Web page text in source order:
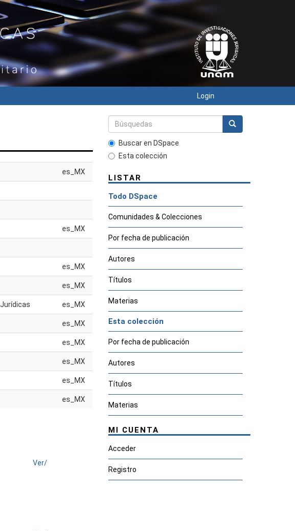
Login
es_MX
es_MX
es_MX
es_MX
es_MX
es_MX
es_MX
es_MX
es_MX
es_MX
Ver/
Buscar en DSpace
Esta colección
LISTAR
Todo DSpace
Comunidades & Colecciones
Por fecha de publicación
Autores
Títulos
Materias
Esta colección
Por fecha de publicación
Autores
Títulos
Materias
MI CUENTA
Acceder
Registro